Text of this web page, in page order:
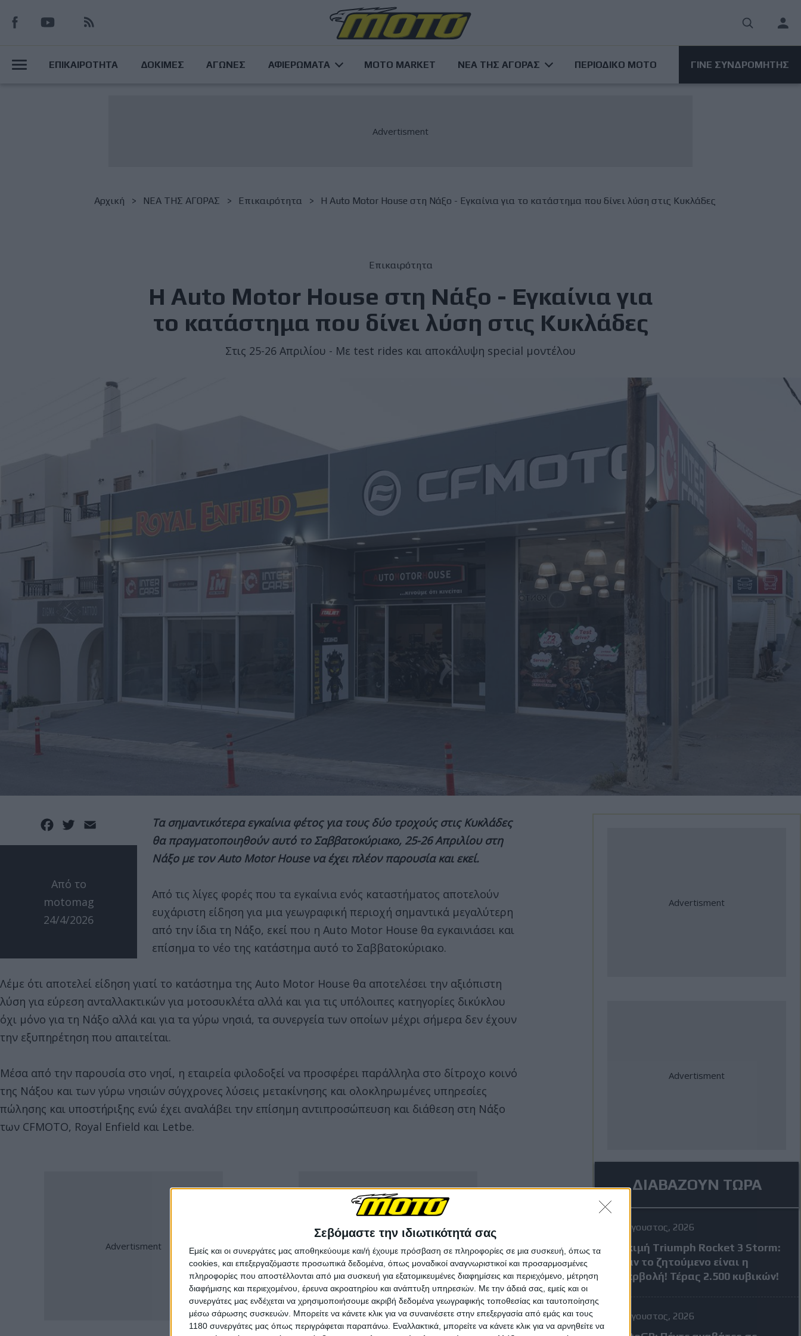
Σεβόμαστε την ιδιωτικότητά σας
Εμείς και οι συνεργάτες μας αποθηκεύουμε και/ή έχουμε πρόσβαση σε πληροφορίες σε μια συσκευή, όπως τα
cookies, και επεξεργαζόμαστε προσωπικά δεδομένα, όπως μοναδικοί αναγνωριστικοί και προσαρμοσμένες
πληροφορίες που αποστέλλονται από μια συσκευή για εξατομικευμένες διαφημίσεις και περιεχόμενο, μέτρηση
διαφήμισης και περιεχομένου, έρευνα ακροατηρίου και ανάπτυξη υπηρεσιών. Με την άδειά σας, εμείς και οι
συνεργάτες μας ενδέχεται να χρησιμοποιήσουμε ακριβή δεδομένα γεωγραφικής τοποθεσίας και ταυτοποίησης
μέσω σάρωσης συσκευών. Μπορείτε να κάνετε κλικ για να συναινέσετε στην επεξεργασία από εμάς και τους
1180 συνεργάτες μας όπως περιγράφεται παραπάνω. Εναλλακτικά, μπορείτε να κάνετε κλικ για να αρνηθείτε να
προς
κυρίως
User
MainΕΠΙΚΑΙΡΟΤΗΤΑ ΔΟΚΙΜΕΣ ΑΓΩΝΕΣ ΑΦΙΕΡΩΜΑΤΑ MOTO MARKET ΝΕΑ ΤΗΣ ΑΓΟΡΑΣ ΠΕΡΙΟΔΙΚΟ ΜΟΤΟ ΓΙΝΕ ΣΥΝΔΡΟΜΗΤΗΣ
Breadcrumb
Αρχική NΕΑ ΤΗΣ ΑΓΟΡΑΣ Επικαιρότητα Η Auto Motor House στη Νάξο - Εγκαίνια για το κατάστημα που δίνει λύση στις Κυκλάδες
Επικαιρότητα
Η Auto Motor House στη Νάξο - Εγκαίνια για
το κατάστημα που δίνει λύση στις Κυκλάδες
Στις 25-26 Απριλίου - Με test rides και αποκάλυψη special μοντέλου
Facebook
Twitter
Από το
motomag
24/4/2026
Τα σημαντικότερα εγκαίνια φέτος για τους δύο τροχούς στις Κυκλάδες
θα πραγματοποιηθούν αυτό το Σαββατοκύριακο, 25-26 Απριλίου στη
Νάξο με τον Auto Motor House να έχει πλέον παρουσία και εκεί.
Από τις λίγες φορές που τα εγκαίνια ενός καταστήματος αποτελούν
ευχάριστη είδηση για μια γεωγραφική περιοχή σημαντικά μεγαλύτερη
από την ίδια τη Νάξο, εκεί που η Auto Motor House θα εγκαινιάσει και
επίσημα το νέο της κατάστημα αυτό το Σαββατοκύριακο.
Λέμε ότι αποτελεί είδηση γιατί το κατάστημα της Auto Motor House θα αποτελέσει την αξιόπιστη
λύση για εύρεση ανταλλακτικών για μοτοσυκλέτα αλλά και για τις υπόλοιπες κατηγορίες δικύκλου
όχι μόνο για τη Νάξο αλλά και για τα γύρω νησιά, τα συνεργεία των οποίων μέχρι σήμερα δεν έχουν
την εξυπηρέτηση που απαιτείται.
Μέσα από την παρουσία στο νησί, η εταιρεία φιλοδοξεί να προσφέρει παράλληλα στο δίτροχο κοινό
της Νάξου και των γύρω νησιών σύγχρονες λύσεις μετακίνησης και ολοκληρωμένες υπηρεσίες
πώλησης και υποστήριξης ενώ έχει αναλάβει την επίσημη αντιπροσώπευση και διάθεση στη Νάξο
των CFMOTO, Royal Enfield και Letbe.
ΔΙΑΒΑΖΟΥΝ ΤΩΡΑ
4 Αύγουστος, 2026
Δοκιμή Triumph Rocket 3 Storm:
Όταν το ζητούμενο είναι η
υπερβολή! Τέρας 2.500 κυβικών!
4 Αύγουστος, 2026